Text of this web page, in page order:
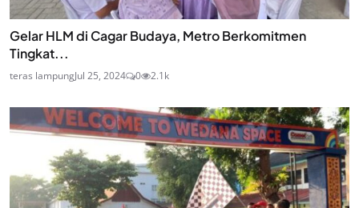
Gelar HLM di Cagar Budaya, Metro Berkomitmen
Tingkat...
teras lampungJul 25, 2024 0 2.1k